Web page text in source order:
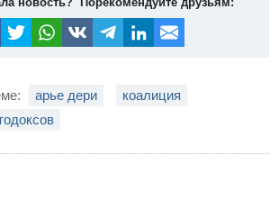
арье дери
коалиция